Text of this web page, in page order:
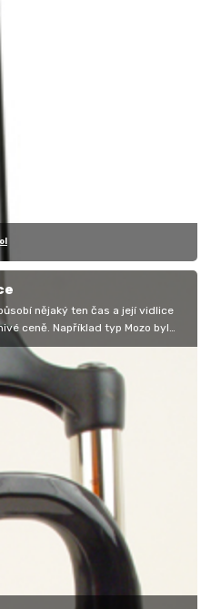
nějaký ten čas a její vidlice
ceně. Například typ Mozo byl